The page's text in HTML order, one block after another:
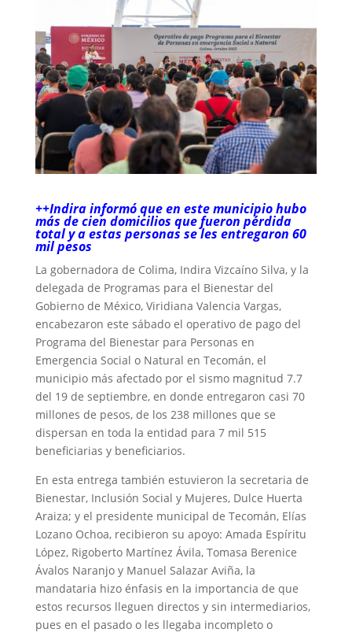
++Indira informó que en este municipio hubo
más de cien domicilios que fueron pérdida
total y a estas personas se les entregaron 60
mil pesos
La gobernadora de Colima, Indira Vizcaíno Silva, y la
delegada de Programas para el Bienestar del
Gobierno de México, Viridiana Valencia Vargas,
encabezaron este sábado el operativo de pago del
Programa del Bienestar para Personas en
Emergencia Social o Natural en Tecomán, el
municipio más afectado por el sismo magnitud 7.7
del 19 de septiembre, en donde entregaron casi 70
millones de pesos, de los 238 millones que se
dispersan en toda la entidad para 7 mil 515
beneficiarias y beneficiarios.
En esta entrega también estuvieron la secretaria de
Bienestar, Inclusión Social y Mujeres, Dulce Huerta
Araiza; y el presidente municipal de Tecomán, Elías
Lozano Ochoa, recibieron su apoyo: Amada Espíritu
López, Rigoberto Martínez Ávila, Tomasa Berenice
Ávalos Naranjo y Manuel Salazar Aviña, la
mandataria hizo énfasis en la importancia de que
estos recursos lleguen directos y sin intermediarios,
pues en el pasado o les llegaba incompleto o